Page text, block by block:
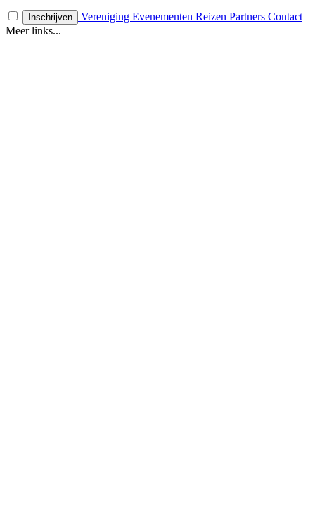
Inschrijven Vereniging Evenementen Reizen Partners Contact
Meer links...